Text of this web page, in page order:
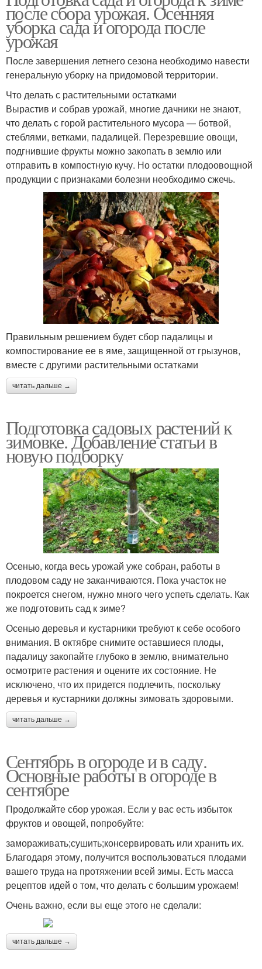
после сбора урожая. Осенняя
уборка сада и огорода после
урожая
После завершения летнего сезона необходимо навести
генеральную уборку на придомовой территории.
Что делать с растительными остатками
Вырастив и собрав урожай, многие дачники не знают,
что делать с горой растительного мусора — ботвой,
стеблями, ветками, падалицей. Перезревшие овощи,
подгнившие фрукты можно закопать в землю или
отправить в компостную кучу. Но остатки плодоовощной
продукции с признаками болезни необходимо сжечь.
Правильным решением будет сбор падалицы и
компостирование ее в яме, защищенной от грызунов,
вместе с другими растительными остатками
читать дальше →
Подготовка садовых растений к
зимовке. Добавление статьи в
новую подборку
Осенью, когда весь урожай уже собран, работы в
плодовом саду не заканчиваются. Пока участок не
покроется снегом, нужно много чего успеть сделать. Как
же подготовить сад к зиме?
Осенью деревья и кустарники требуют к себе особого
внимания. В октябре снимите оставшиеся плоды,
падалицу закопайте глубоко в землю, внимательно
осмотрите растения и оцените их состояние. Не
исключено, что их придется подлечить, поскольку
деревья и кустарники должны зимовать здоровыми.
читать дальше →
Сентябрь в огороде и в саду.
Основные работы в огороде в
сентябре
Продолжайте сбор урожая. Если у вас есть избыток
фруктов и овощей, попробуйте:
замораживать;сушить;консервировать или хранить их.
Благодаря этому, получится воспользоваться плодами
вашего труда на протяжении всей зимы. Есть масса
рецептов идей о том, что делать с большим урожаем!
Очень важно, если вы еще этого не сделали:
читать дальше →